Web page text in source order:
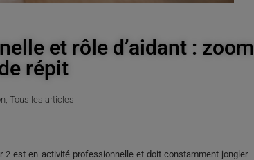
et rôle d’aidant : zoom
répit
, Tous les articles
2 est en activité professionnelle et doit constamment jongler